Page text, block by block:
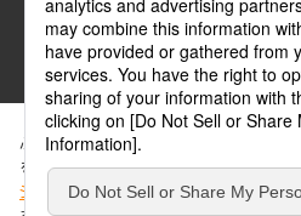
ABJマークは、この電子書店・電子書籍配信サービ
ぶんか社が運営するサイトでは、利便
を使用しています。 当社のCookieにつ
シー
」をご覧ください。当サイトでは、